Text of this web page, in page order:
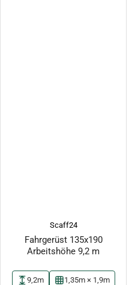
Scaff24
Fahrgerüst 135x190
Arbeitshöhe 9,2 m
9,2m 1,35m × 1,9m